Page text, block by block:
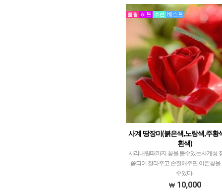
사계 땅장미(붉은색,노랑색,주황
흰색)
서리내릴때까지 꽃을 볼수있는사계성
쯤되어 잘라주고 손질해주면 이쁜꽃을
수있다.
10,000